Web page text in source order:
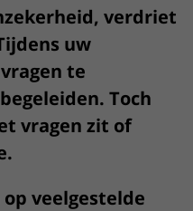
met verpleegafdelingverdriet
uw
te
Toch
vragen zit of
veelgestelde